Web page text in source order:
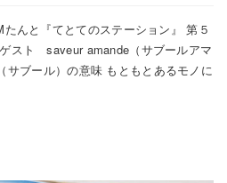
たんと『てとてのステーション』 第５
スト saveur amande（サブールアマ
ブール）の意味 もともとあるモノに